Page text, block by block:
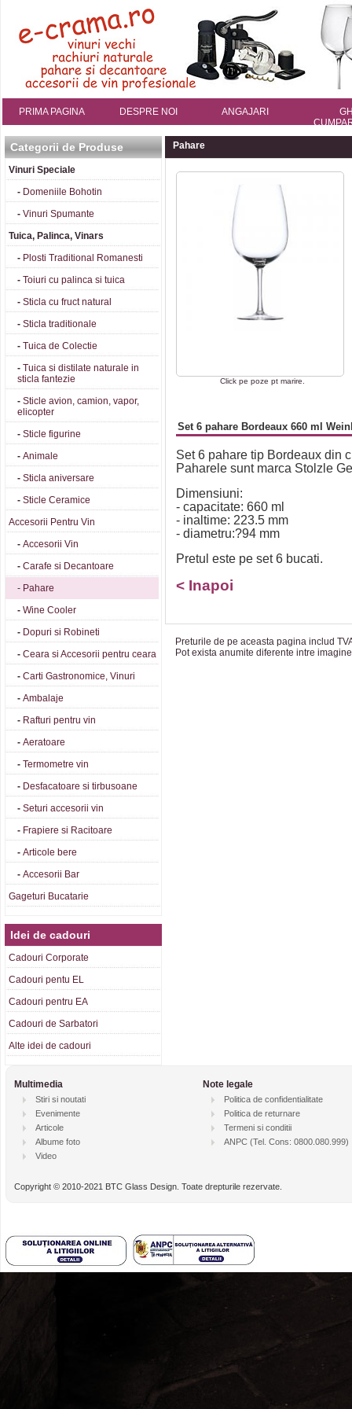
PRIMA PAGINA DESPRE NOI ANGAJARI
Categorii de Produse
Vinuri Speciale
- Domeniile Bohotin
- Vinuri Spumante
Tuica, Palinca, Vinars
- Plosti Traditional Romanesti
- Toiuri cu palinca si tuica
- Sticla cu fruct natural
- Sticla traditionale
- Tuica de Colectie
- Tuica si distilate naturale in
sticla fantezie
- Sticle avion, camion, vapor,
elicopter
- Sticle figurine
- Animale
- Sticla aniversare
- Sticle Ceramice
Accesorii Pentru Vin
- Accesorii Vin
- Carafe si Decantoare
- Pahare
- Wine Cooler
- Dopuri si Robineti
- Ceara si Accesorii pentru ceara
- Carti Gastronomice, Vinuri
- Ambalaje
- Rafturi pentru vin
- Aeratoare
- Termometre vin
- Desfacatoare si tirbusoane
- Seturi accesorii vin
- Frapiere si Racitoare
- Articole bere
- Accesorii Bar
Gageturi Bucatarie
Idei de cadouri
Cadouri Corporate
Cadouri pentu EL
Cadouri pentru EA
Cadouri de Sarbatori
Alte idei de cadouri
Pahare
Click pe poze pt marire.
Set 6 pahare Bordeaux 660 ml
Set 6 pahare tip Bordeaux din
Paharele sunt marca Stolzle
Dimensiuni:
- capacitate: 660 ml
- inaltime: 223.5 mm
- diametru:?94 mm
Pretul este pe set 6 bucati.
< Inapoi
Preturile de pe aceasta pagina includ
Pot exista anumite diferente intre
Multimedia
Stiri si noutati
Evenimente
Articole
Albume foto
Video
Note legale
Politica de confidentialitate
Politica de returnare
Termeni si conditii
ANPC (Tel. Cons: 0800.080.999)
Copyright © 2010-2021 BTC Glass Design. Toate drepturile rezervate.